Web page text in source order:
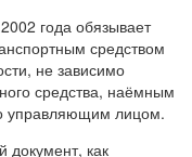
года обязывает
средством
не зависимо
средства, наёмным
управляющим лицом.
как